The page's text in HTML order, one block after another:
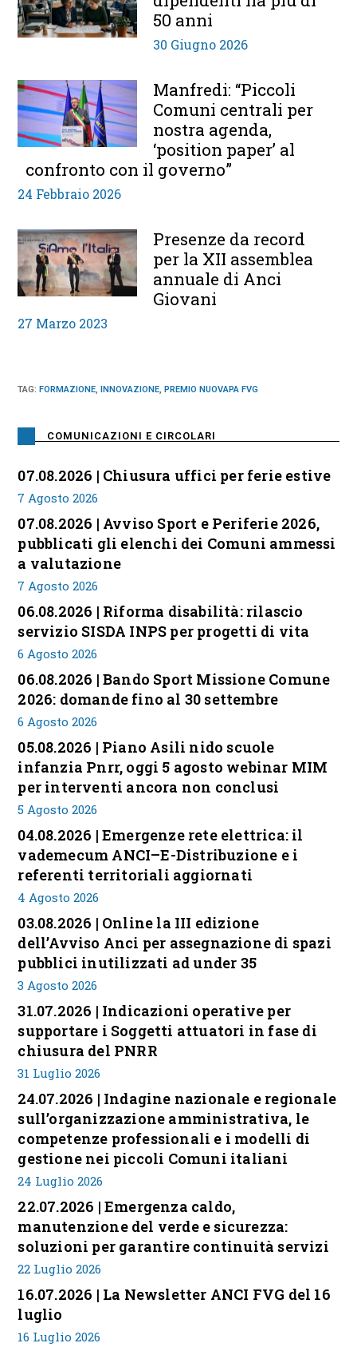
50 anni
30 Giugno 2026
Manfredi: “Piccoli
Comuni centrali per
nostra agenda,
‘position paper’ al
confronto con il governo”
24 Febbraio 2026
Presenze da record
per la XII assemblea
annuale di Anci
Giovani
27 Marzo 2023
TAG:FORMAZIONE, INNOVAZIONE, PREMIO NUOVAPA FVG
COMUNICAZIONI E CIRCOLARI
07.08.2026 | Chiusura uffici per ferie estive
7 Agosto 2026
07.08.2026 | Avviso Sport e Periferie 2026,
pubblicati gli elenchi dei Comuni ammessi
a valutazione
7 Agosto 2026
06.08.2026 | Riforma disabilità: rilascio
servizio SISDA INPS per progetti di vita
6 Agosto 2026
06.08.2026 | Bando Sport Missione Comune
2026: domande fino al 30 settembre
6 Agosto 2026
05.08.2026 | Piano Asili nido scuole
infanzia Pnrr, oggi 5 agosto webinar MIM
per interventi ancora non conclusi
5 Agosto 2026
04.08.2026 | Emergenze rete elettrica: il
vademecum ANCI–E-Distribuzione e i
referenti territoriali aggiornati
4 Agosto 2026
03.08.2026 | Online la III edizione
dell’Avviso Anci per assegnazione di spazi
pubblici inutilizzati ad under 35
3 Agosto 2026
31.07.2026 | Indicazioni operative per
supportare i Soggetti attuatori in fase di
chiusura del PNRR
31 Luglio 2026
24.07.2026 | Indagine nazionale e regionale
sull’organizzazione amministrativa, le
competenze professionali e i modelli di
gestione nei piccoli Comuni italiani
24 Luglio 2026
22.07.2026 | Emergenza caldo,
manutenzione del verde e sicurezza:
soluzioni per garantire continuità servizi
22 Luglio 2026
16.07.2026 | La Newsletter ANCI FVG del 16
luglio
16 Luglio 2026